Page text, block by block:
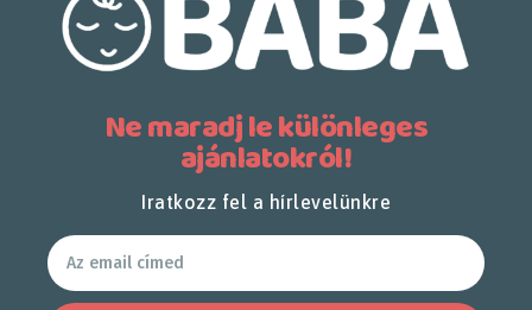
Ne maradj le különleges
ajánlatokról!
Iratkozz fel a hírlevelünkre